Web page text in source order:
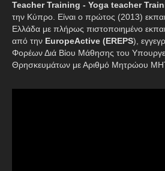
Teacher Training - Yoga teacher
την Κύπρο. Είναι ο πρώτος (2013)
Ελλάδα με πλήρως πιστοποιημένο
από την EuropeActive (EREPS),
Φορέων Διά Βίου Μάθησης του
Θρησκευμάτων με Αριθμό Μητρώου